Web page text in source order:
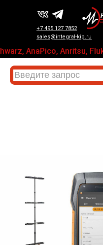
+7 495 127 7852
sales@integral-kip.ru
AnaPico, Anritsu,